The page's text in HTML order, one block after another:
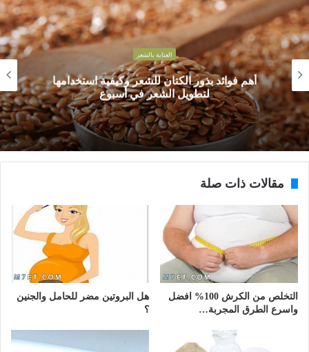
العناية بالشعر
أهم فوائد بذور الكتان للشعر وكيفية استخدامها
لتطويل الشعر في أسبوع
مقالات ذات صلة
التخلص من الكرش 100% افضل
واسرع الطرق المجربة…
هل البروتين مضر للحامل والجنين
؟